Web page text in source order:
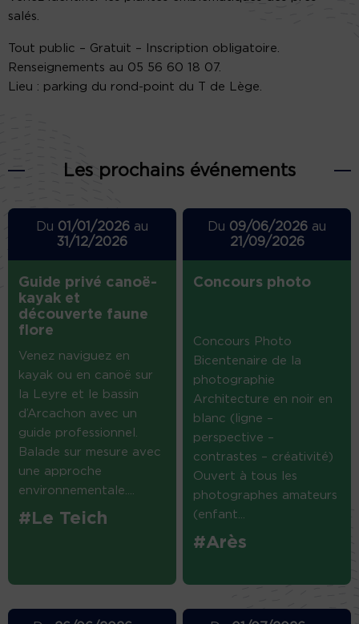
salés.
Tout public – Gratuit – Inscription obligatoire.
Renseignements au 05 56 60 18 07.
Lieu : parking du rond-point du T de Lège.
Les prochains événements
Du 01/01/2026au
31/12/2026
Guide privé canoë-
kayak et
découverte faune
flore
Venez naviguez en
kayak ou en canoë sur
la Leyre et le bassin
d’Arcachon avec un
guide professionnel.
Balade sur mesure avec
une approche
environnementale....
#Le Teich
Du 09/06/2026 au
21/09/2026
Concours photo
Concours Photo
Bicentenaire de la
photographie
Architecture en noir en
blanc (ligne –
perspective –
contrastes – créativité)
Ouvert à tous les
photographes amateurs
(enfant...
#Arès